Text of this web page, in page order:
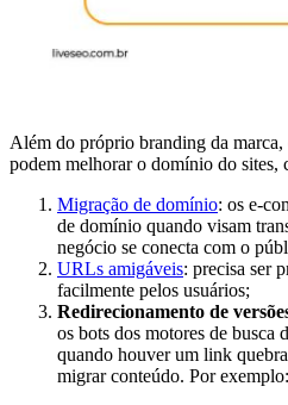
Além do próprio branding da marca,
podem melhorar o domínio do sites,
Migração de domínio: os e-
de domínio quando visam
negócio se conecta com o
URLs amigáveis: precisa ser
facilmente pelos usuários;
Redirecionamento de
os bots dos motores de
quando houver um link
migrar conteúdo. Por exemplo: